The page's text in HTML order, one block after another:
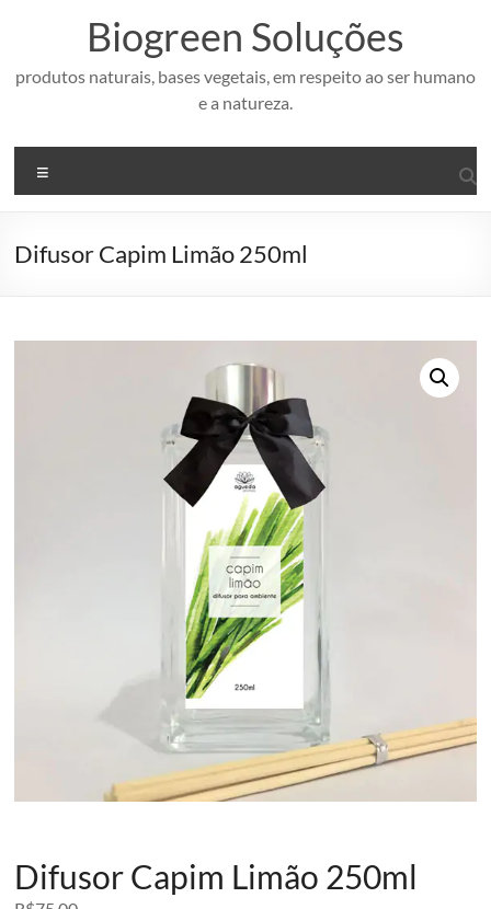
conteúdo
Biogreen Soluções
produtos naturais, bases vegetais, em respeito ao ser humano
e a natureza.
Difusor Capim Limão 250ml
Difusor Capim Limão 250ml